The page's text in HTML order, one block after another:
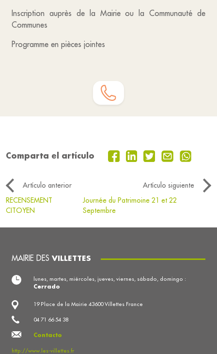
Inscription auprès de la Mairie ou la Communauté de
Communes
Programme en pièces jointes
Comparta el artículo
Artículo anterior
Artículo siguiente
RECENSEMENT
CITOYEN
Journée du Patrimoine 21 et 22
Septembre
MAIRIE DES VILLETTES
19 Place de la Mairie 43600 Villettes France
04 71 66 54 38
Contacto
http://www.les-villettes.fr
lunes, martes, miércoles, jueves, viernes, sábado, domingo :
Cerrado